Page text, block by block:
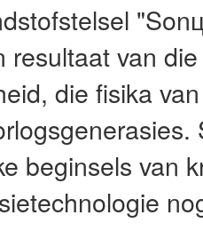
resultaat van
die fisika
beginsels van